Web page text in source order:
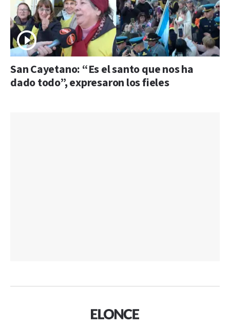
San Cayetano: “Es el santo que nos ha
dado todo”, expresaron los fieles